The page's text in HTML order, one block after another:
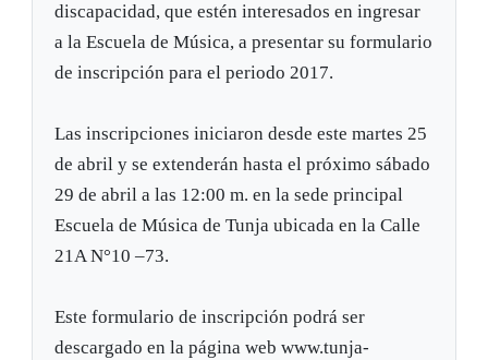
discapacidad, que estén interesados en ingresar
a la Escuela de Música, a presentar su formulario
de inscripción para el periodo 2017.
Las inscripciones iniciaron desde este martes 25
de abril y se extenderán hasta el próximo sábado
29 de abril a las 12:00 m. en la sede principal
Escuela de Música de Tunja ubicada en la Calle
21A N°10 –73.
Este formulario de inscripción podrá ser
descargado en la página web www.tunja-